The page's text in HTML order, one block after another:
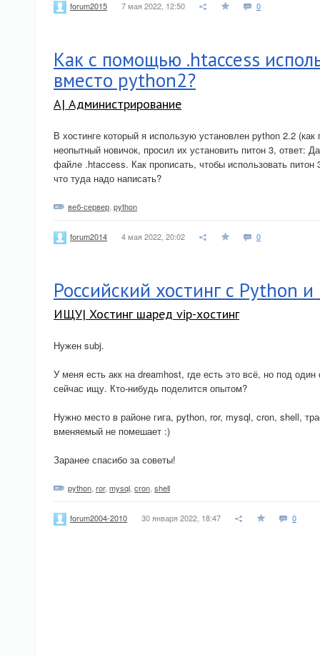
forum2015 7 мая 2022, 12:50 0
Как с помощью .htaccess
вместо python2?
A| Администрирование
В хостинге который я использую установлен python 2.2
неопытный новичок, просил их установить питон 3, ответ:
файле .htaccess. Как прописать, чтобы использовать
что туда надо написать?
веб-сервер python
forum2014 4 мая 2022, 20:02 0
Российский хостинг с Python и
ИЩУ| Хостинг шаред vip-хостинг
Нужен subj.
У меня есть акк на dreamhost, где есть это всё, но под
сейчас ищу. Кто-нибудь поделится опытом?
Нужно место в районе гига, python, ror, mysql, cron, shell,
вменяемый не помешает :)
Заранее спасибо за советы!
python ror, mysql cron shell
forum2004-2010 30 января 2022, 18:47 0